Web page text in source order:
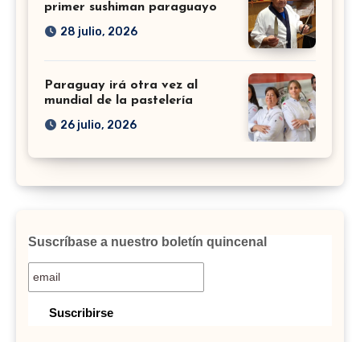
primer sushiman paraguayo
28 julio, 2026
Paraguay irá otra vez al
mundial de la pastelería
26 julio, 2026
Suscríbase a nuestro boletín quincenal